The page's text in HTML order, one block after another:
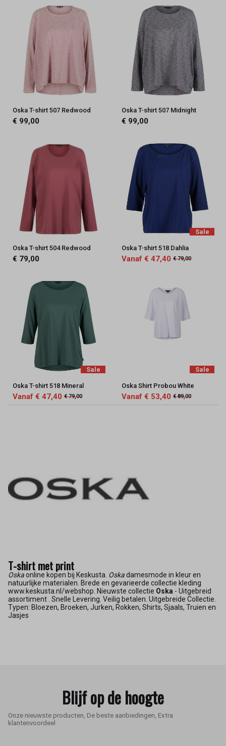
Oska T-shirt 507 Redwood
€ 99,00
Oska T-shirt 507 Midnight
€ 99,00
Oska T-shirt 504 Redwood
€ 79,00
Sale
Oska T-shirt 518 Dahlia
Vanaf € 47,40 € 79,00
Sale
Oska T-shirt 518 Mineral
Vanaf € 47,40 € 79,00
Sale
Oska Shirt Probou White
Vanaf € 53,40 € 89,00
T-shirt met print
Oskaonline kopen bij Keskusta. Oskadamesmode in kleur en
natuurlijke materialen. Brede en gevarieerde collectie kleding
www.keskusta.nl/webshop. Nieuwste collectie Oska - Uitgebreid
assortiment . Snelle Levering. Veilig betalen. Uitgebreide Collectie.
Typen: Bloezen, Broeken, Jurken, Rokken, Shirts, Sjaals, Truien en
Jasjes
Blijf op de hoogte
Onze nieuwste producten, De beste aanbiedingen, Extra
klantenvoordeel